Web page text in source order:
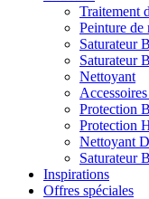
Traitement
Peinture de
Saturateur
Saturateur
Nettoyant
Protection
Protection
Nettoyant
Saturateur
Inspirations
Offres spéciales